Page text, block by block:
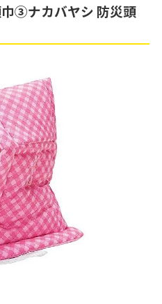
③ナカバヤシ 防災頭